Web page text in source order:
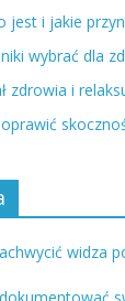
jest i jakie
wybrać dla
zdrowia i
widza